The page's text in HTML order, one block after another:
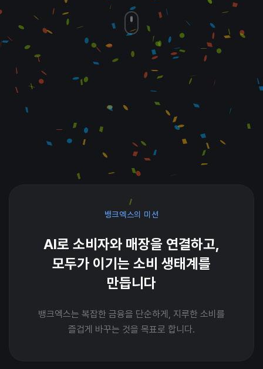
뱅크엑스의 미션
AI로 소비자와 매장을 연결하고,
모두가 이기는 소비 생태계를
만듭니다
뱅크엑스는 복잡한 금융을 단순하게, 지루한 소비를
즐겁게 바꾸는 것을 목표로 합니다.